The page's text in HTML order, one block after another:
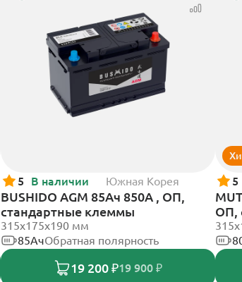
5 В наличии Южная Корея
BUSHIDO AGM 85Ач 850А , ОП,
стандартные клеммы
315x175x190 мм
85АчОбратная полярность
19 200 ₽19 900 ₽
5
ОП,